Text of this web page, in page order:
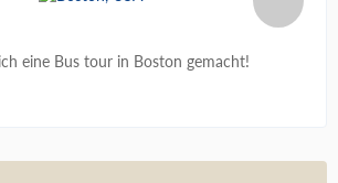
eine Bus tour in Boston gemacht!